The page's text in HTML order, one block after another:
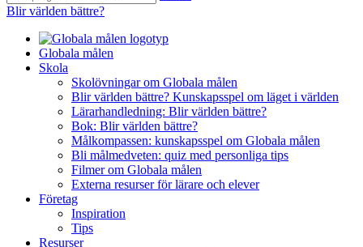
Blir världen bättre?
Globala målen
Skola
Skolövningar om Globala målen
Blir världen bättre? Kunskapsspel om läget i världen
Lärarhandledning: Blir världen bättre?
Bok: Blir världen bättre?
Målkompassen: kunskapsspel om Globala målen
Bli målmedveten: quiz med personliga tips
Filmer om Globala målen
Externa resurser för lärare och elever
Företag
Inspiration
Tips
Resurser